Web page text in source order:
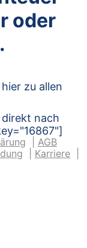
oder
zu allen
nach
AGB
Karriere